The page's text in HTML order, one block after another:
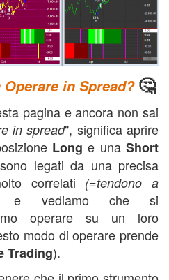
in Spread? 🤔
pagina e ancora non sai
in spread", significa aprire
Long e una Short
legati da una precisa
correlati (=tendono a
e vediamo che si
operare su un loro
modo di operare prende
Trading).